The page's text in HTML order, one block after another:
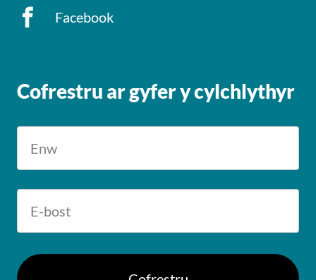
Facebook
Cofrestru ar gyfer y cylchlythyr